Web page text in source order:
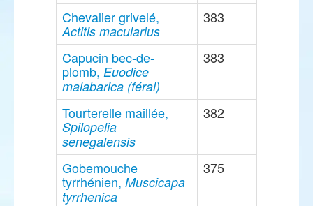
Chevalier grivelé,
Actitis macularius
383
Capucin bec-de-
plomb, Euodice
malabarica (féral)
383
Tourterelle maillée,
Spilopelia
senegalensis
382
Gobemouche
tyrrhénien, Muscicapa
tyrrhenica
375